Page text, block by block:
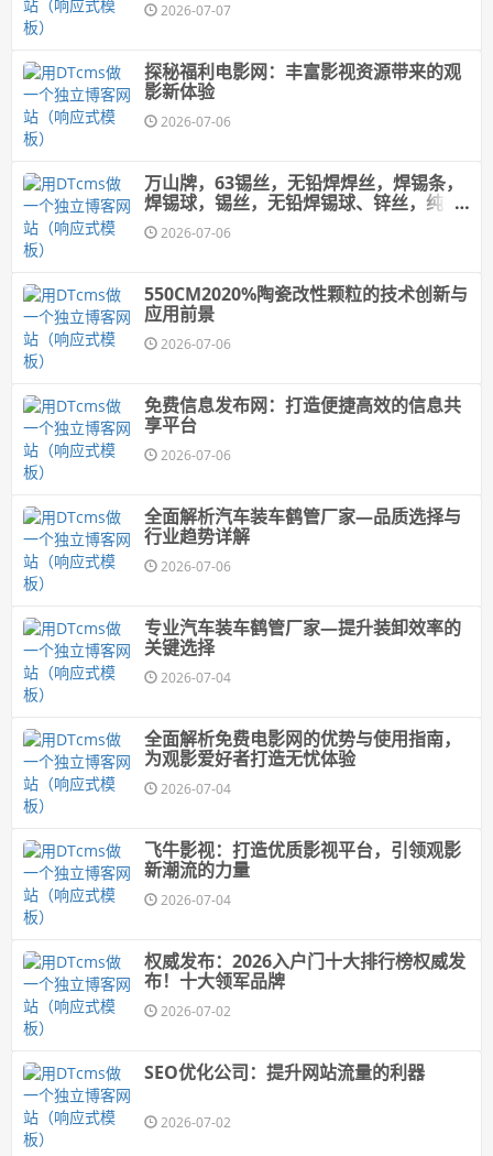
2026-07-07
探秘福利电影网：丰富影视资源带来的观
影新体验
2026-07-06
万山牌，63锡丝，无铅焊焊丝，焊锡条，
焊锡球，锡丝，无铅焊锡球、锌丝，纯锌
丝，6337锡条，焊锡丝、牢固可靠；出渣
少2026-07-06
550CM2020%陶瓷改性颗粒的技术创新与
应用前景
2026-07-06
免费信息发布网：打造便捷高效的信息共
享平台
2026-07-06
全面解析汽车装车鹤管厂家—品质选择与
行业趋势详解
2026-07-06
专业汽车装车鹤管厂家—提升装卸效率的
关键选择
2026-07-04
全面解析免费电影网的优势与使用指南，
为观影爱好者打造无忧体验
2026-07-04
飞牛影视：打造优质影视平台，引领观影
新潮流的力量
2026-07-04
权威发布：2026入户门十大排行榜权威发
布！十大领军品牌
2026-07-02
SEO优化公司：提升网站流量的利器
2026-07-02